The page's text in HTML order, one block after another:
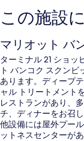
この施設
マリオット バ
ターミナル 21 ショ
ト バンコク スクン
あります。ディープ
ャル トリートメント
レストランがあり、
チ、ディナーをお召
他設備には屋外プー
ットネスセンターが